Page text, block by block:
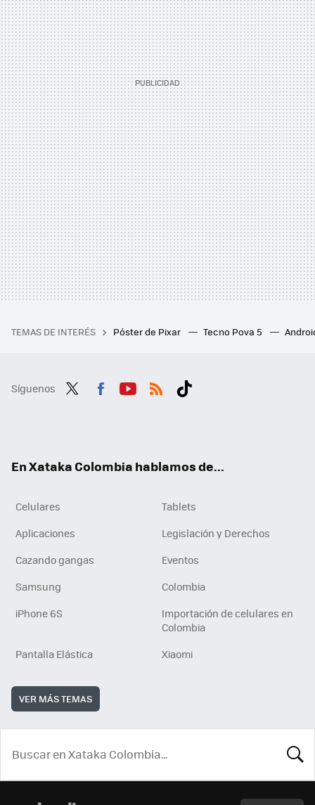
TEMAS DE INTERÉS Póster de Pixar Tecno Pova 5
Síguenos
En Xataka Colombia hablamos de...
Celulares
Tablets
Aplicaciones
Legislación y Derechos
Cazando gangas
Eventos
Samsung
Colombia
iPhone 6S
Importación de celulares en
Colombia
Pantalla Elástica
Xiaomi
VER MÁS TEMAS